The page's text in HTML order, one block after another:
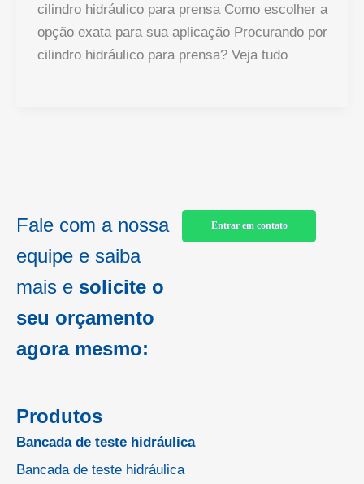
cilindro hidráulico para prensa Como escolher a
opção exata para sua aplicação Procurando por
cilindro hidráulico para prensa? Veja tudo
Fale com a nossa
equipe e saiba
mais e solicite o
seu orçamento
agora mesmo:
Entrar em contato
Produtos
Bancada de teste hidráulica
Bancada de teste hidráulica